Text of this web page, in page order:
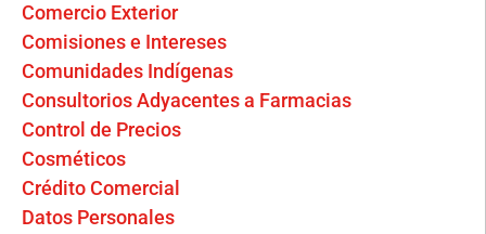
Comercio Exterior
Comisiones e Intereses
Comunidades Indígenas
Consultorios Adyacentes a Farmacias
Control de Precios
Cosméticos
Crédito Comercial
Datos Personales